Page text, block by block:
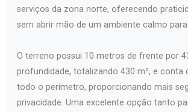
serviços da zona norte, oferecendo
sem abrir mão de um ambiente calmo
O terreno possui 10 metros de frente por
profundidade, totalizando 430 m², e conta
todo o perímetro, proporcionando mais
privacidade. Uma excelente opção tanto